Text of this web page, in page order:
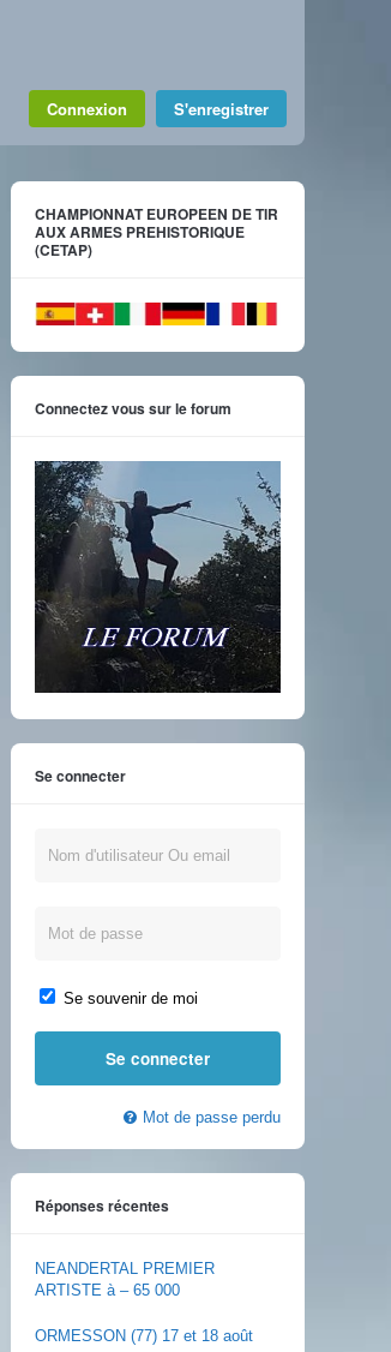
Connexion S'enregistrer
CHAMPIONNAT EUROPEEN DE TIR
AUX ARMES PREHISTORIQUE
(CETAP)
Connectez vous sur le forum
Se connecter
Se souvenir de moi
Mot de passe perdu
Réponses récentes
NEANDERTAL PREMIER
ARTISTE à – 65 000
ORMESSON (77) 17 et 18 août